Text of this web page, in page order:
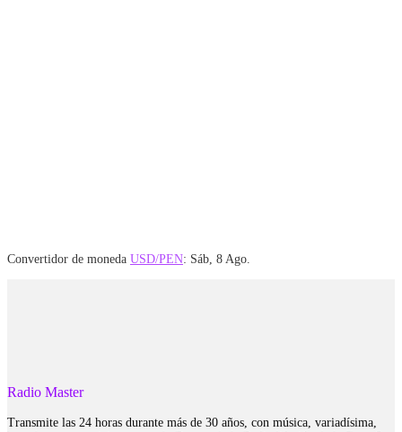
Convertidor de moneda USD/PEN: Sáb, 8 Ago.
Radio Master
Transmite las 24 horas durante más de 30 años, con música, variadísima,